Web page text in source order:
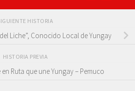
HISTORIA
Liche”, Conocido Local de Yungay
HISTORIA PREVIA
Ruta que une Yungay – Pemuco